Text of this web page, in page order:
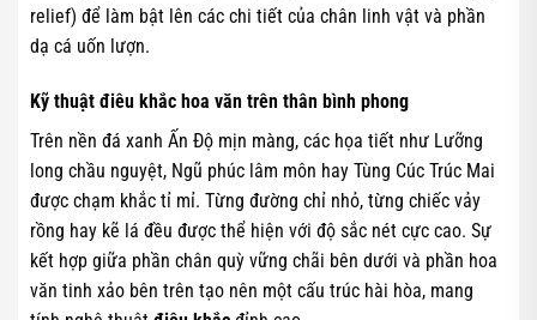
relief) để làm bật lên các chi tiết của chân linh vật và phần
dạ cá uốn lượn.
Kỹ thuật điêu khắc hoa văn trên thân bình phong
Trên nền đá xanh Ấn Độ mịn màng, các họa tiết như Lưỡng
long chầu nguyệt, Ngũ phúc lâm môn hay Tùng Cúc Trúc Mai
được chạm khắc tỉ mỉ. Từng đường chỉ nhỏ, từng chiếc vảy
rồng hay kẽ lá đều được thể hiện với độ sắc nét cực cao. Sự
kết hợp giữa phần chân quỳ vững chãi bên dưới và phần hoa
văn tinh xảo bên trên tạo nên một cấu trúc hài hòa, mang